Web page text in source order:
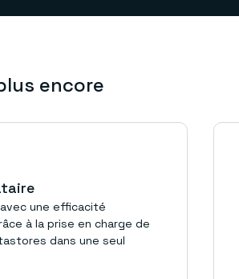
encore
une efficacité
à la prise en charge de
dans une seul